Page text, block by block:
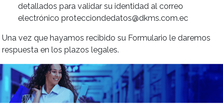
detallados para validar su identidad al correo
electrónico protecciondedatos@dkms.com.ec
Una vez que hayamos recibido su Formulario le daremos
respuesta en los plazos legales.